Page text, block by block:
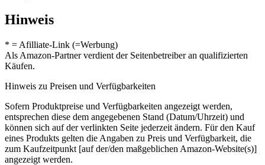
Hinweis
* = Afilliate-Link (=Werbung)
Als Amazon-Partner verdient der Seitenbetreiber an qualifizierten
Käufen.
Hinweis zu Preisen und Verfügbarkeiten
Sofern Produktpreise und Verfügbarkeiten angezeigt werden,
entsprechen diese dem angegebenen Stand (Datum/Uhrzeit) und
können sich auf der verlinkten Seite jederzeit ändern. Für den Kauf
eines Produkts gelten die Angaben zu Preis und Verfügbarkeit, die
zum Kaufzeitpunkt [auf der/den maßgeblichen Amazon-Website(s)]
angezeigt werden.